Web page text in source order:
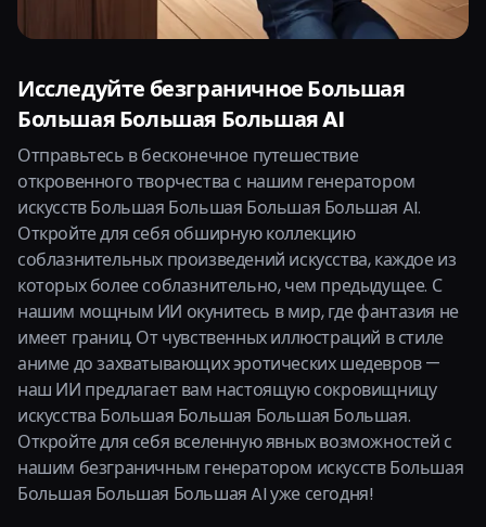
Исследуйте безграничное Большая
Большая Большая Большая AI
Отправьтесь в бесконечное путешествие
откровенного творчества с нашим генератором
искусств Большая Большая Большая Большая AI.
Откройте для себя обширную коллекцию
соблазнительных произведений искусства, каждое из
которых более соблазнительно, чем предыдущее. С
нашим мощным ИИ окунитесь в мир, где фантазия не
имеет границ. От чувственных иллюстраций в стиле
аниме до захватывающих эротических шедевров —
наш ИИ предлагает вам настоящую сокровищницу
искусства Большая Большая Большая Большая.
Откройте для себя вселенную явных возможностей с
нашим безграничным генератором искусств Большая
Большая Большая Большая AI уже сегодня!